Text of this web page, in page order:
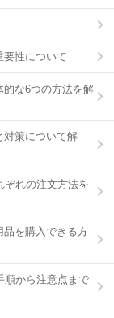
要性について
的な6つの方法を解
対策について解
ぞれの注文方法を
品を購入できる方
順から注意点まで